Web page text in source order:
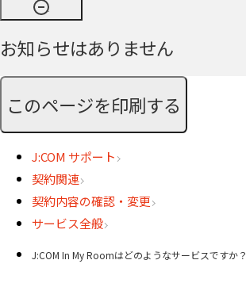
お知らせはありません
このページを印刷する
J:COM サポート
契約関連
契約内容の確認・変更
サービス全般
J:COM In My Roomはどのようなサービスですか？